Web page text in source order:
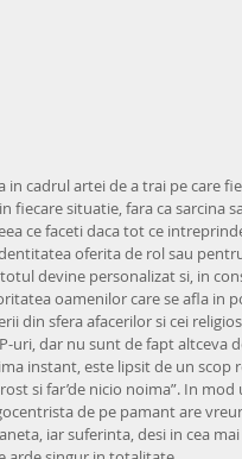
in cadrul artei de a trai pe care
fiecare situatie, fara ca sarcina
ce faceti daca tot ce
oferita de rol sau
devine personalizat si, in
oamenilor care se afla in
din sfera afacerilor si cei
uri, dar nu sunt de fapt altceva
instant, este lipsit de un scop
si far’de nicio noima”. In
de pe pamant are
iar suferinta, desi in cea